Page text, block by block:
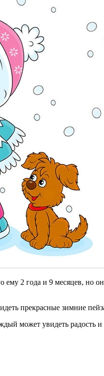
2 года и 9 месяцев, но
прекрасные зимние
может увидеть радость и